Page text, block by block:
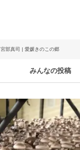
宮部真司 | 愛媛きのこの郷
みんなの投稿